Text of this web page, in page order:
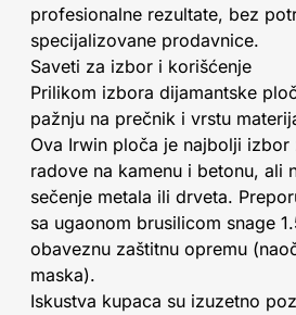
profesionalne rezultate, bez
specijalizovane prodavnice.
Saveti za izbor i korišćenje
Prilikom izbora dijamantske
pažnju na prečnik i vrstu
Ova Irwin ploča je najbolji izbor
radove na kamenu i betonu, ali
sečenje metala ili drveta.
sa ugaonom brusilicom snage
obaveznu zaštitnu opremu
maska).
Iskustva kupaca su izuzetno